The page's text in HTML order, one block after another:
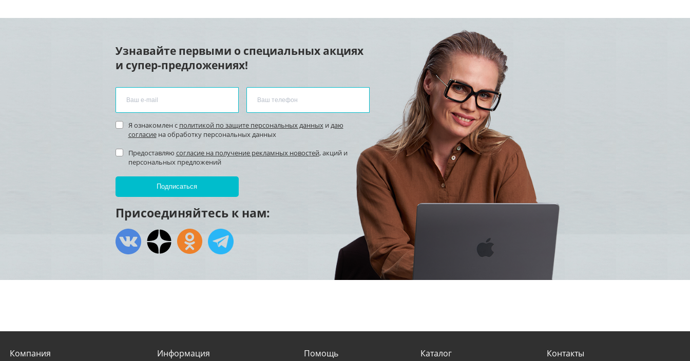
Узнавайте первыми о специальных акциях
и супер-предложениях!
Я ознакомлен с политикой по защите персональных данныхи даю
согласиена обработку персональных данных
Предоставляю согласие на получение рекламных новостей, акций и
персональных предложений
Присоединяйтесь к нам:
Компания
Информация
Помощь
Каталог
Контакты